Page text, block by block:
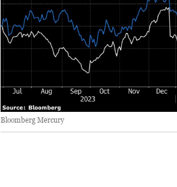
Bloomberg Mercury